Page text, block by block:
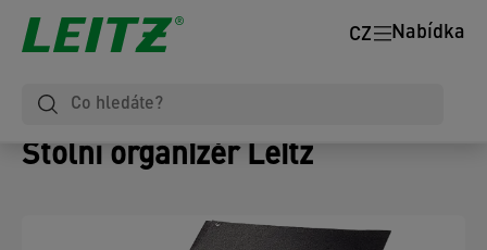
Nabídka
CZ
Stolní organizér Leitz